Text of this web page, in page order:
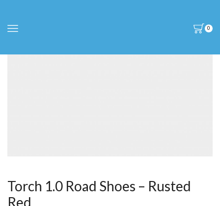
0
Torch 1.0 Road Shoes – Rusted
Red